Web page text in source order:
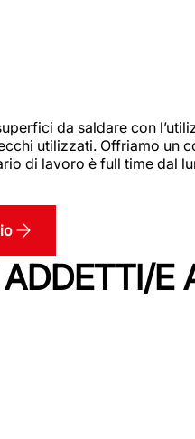
da saldare con
utilizzati. Offriamo un
di lavoro è full time dal